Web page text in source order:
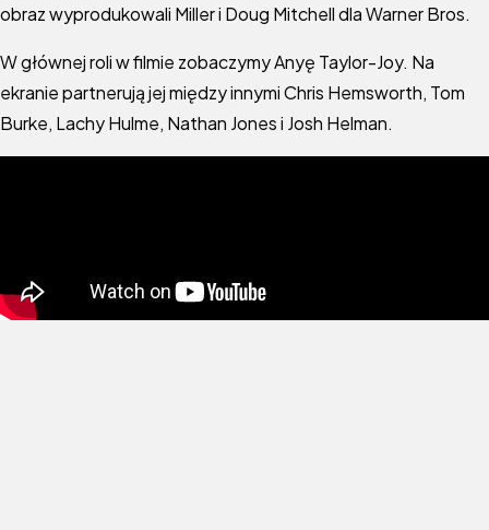
obraz wyprodukowali Miller i Doug Mitchell dla Warner Bros.
W głównej roli w filmie zobaczymy Anyę Taylor-Joy. Na
ekranie partnerują jej między innymi Chris Hemsworth, Tom
Burke, Lachy Hulme, Nathan Jones i Josh Helman.